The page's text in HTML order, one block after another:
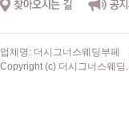
업체명: 더시그너스웨딩부페
Copyright (c) 더시그너스웨